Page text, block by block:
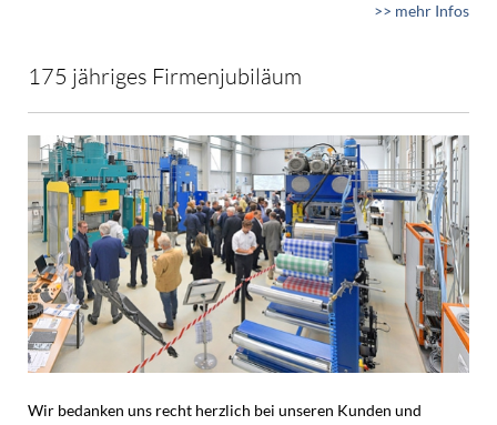
>> mehr Infos
175 jähriges Firmenjubiläum
Wir bedanken uns recht herzlich bei unseren Kunden und